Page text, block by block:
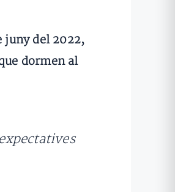
juny del 2022,
dormen al